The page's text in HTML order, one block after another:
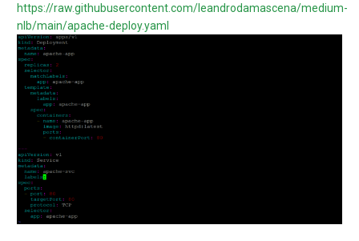
https://raw.githubusercontent.com/leandrodamascena/medium-
nlb/main/apache-deploy.yaml